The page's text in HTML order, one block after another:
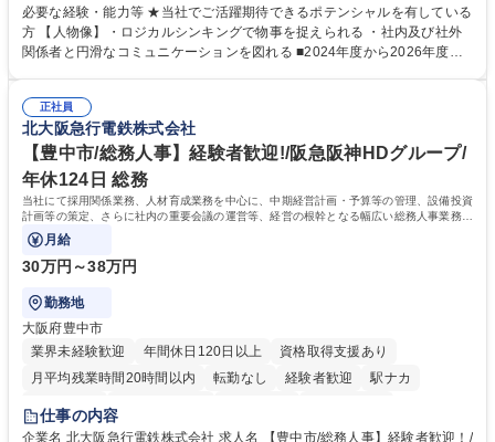
務 ■営業部門の企画スタッフ、ルート営業 【キャリアパス】入社後の配属
ポジションで一定期間ご活躍頂いた後、本人の適性及び将来のキャリアを
鑑みてジョブローテーションを行います。 【育成】OJTでの現場育成や研
表するインフラ企業 #ポテンシャル採用
必要な経験・能力等 ★当社でご活躍期待できるポテンシャルを有している
方 【人物像】・ロジカルシンキングで物事を捉えられる ・社内及び社外
関係者と円滑なコミュニケーションを図れる ■2024年度から2026年度ま
72.html ■エネルギーセキュリティの不安定化や気候変動による自然災害の
甚大化など、これまで以上に社会課題解決の重要性が高まっています。
「未来の日常」の創造に向けて持続可能な社会の実現に貢献してまいりま
す。 学歴・資格 学歴：大学院 大学 語学力： 資格：
正社員
北大阪急行電鉄株式会社
【豊中市/総務人事】経験者歓迎!/阪急阪神HDグループ/
年休124日 総務
当社にて採用関係業務、人材育成業務を中心に、中期経営計画・予算等の管理、設備投資
計画等の策定、さらに社内の重要会議の運営等、経営の根幹となる幅広い総務人事業務全
般を担当していただきます。
月給
30万円～38万円
勤務地
大阪府豊中市
業界未経験歓迎
年間休日120日以上
資格取得支援あり
月平均残業時間20時間以内
転勤なし 経験者歓迎
駅ナカ
退職金あり
土日祝休み
服装自由 昼食補助あり 食事補助あり
仕事の内容
企業名 北大阪急行電鉄株式会社 求人名 【豊中市/総務人事】経験者歓迎！/